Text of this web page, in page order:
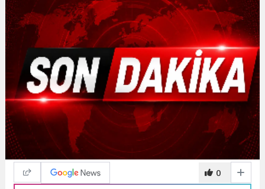
0